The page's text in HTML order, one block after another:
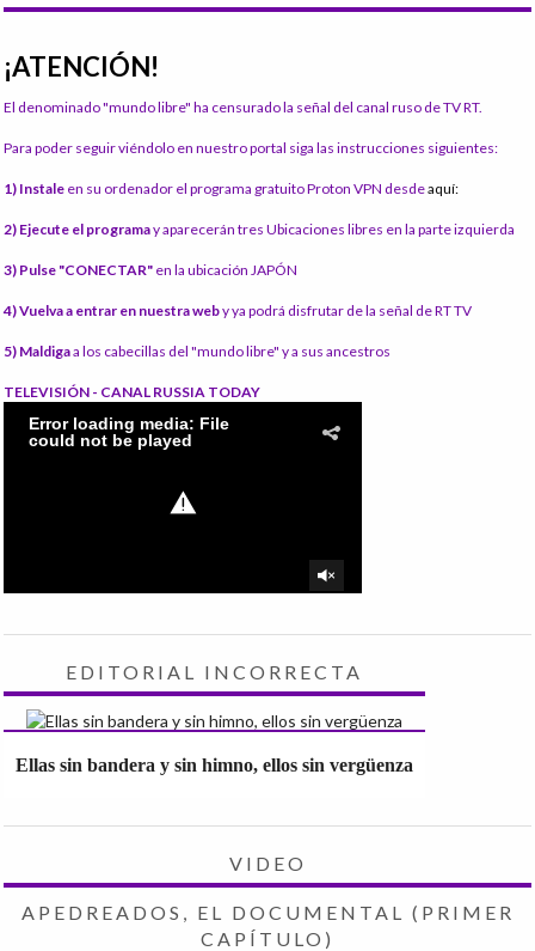
¡ATENCIÓN!
El denominado "mundo libre" ha censurado la señal del canal ruso de TV RT.
Para poder seguir viéndolo en nuestro portal siga las instrucciones siguientes:
1) Instale en su ordenador el programa gratuito Proton VPN desdeaquí:
2) Ejecute el programay aparecerán tres Ubicaciones libres en la parte izquierda
3) Pulse "CONECTAR" en la ubicación JAPÓN
4) Vuelva a entrar en nuestra weby ya podrá disfrutar de la señal de RT TV
5) Maldigaa los cabecillas del "mundo libre" y a sus ancestros
TELEVISIÓN - CANAL RUSSIA TODAY
EDITORIAL INCORRECTA
Ellas sin bandera y sin himno, ellos sin vergüenza
VIDEO
APEDREADOS, EL DOCUMENTAL (PRIMER
CAPÍTULO)